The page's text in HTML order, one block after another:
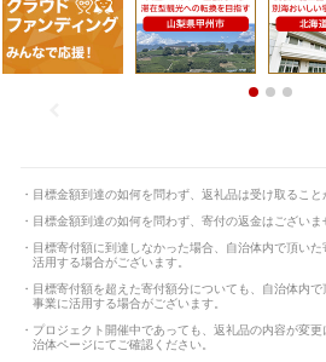
目標金額到達の如何を問わず、返礼品は受け取ること
目標金額到達の如何を問わず、寄付の返金はございま
目標寄付額に到達しなかった場合、自治体内で頂い
活用する場合がございます。
目標寄付額を超えた寄付額分についても、自治体内
事業に活用する場合がございます。
プロジェクト開催中であっても、返礼品の内容が変
治体ページにてご確認ください。